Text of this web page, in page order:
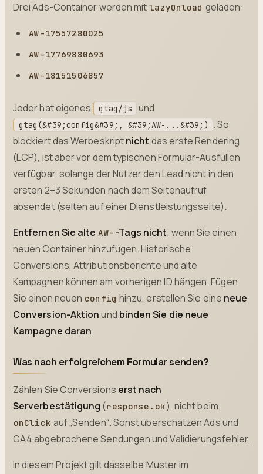
Drei Ads-Container werden mit lazyOnload geladen:
AW-17557280025
AW-17769880693
AW-18151506857
Jeder hat eigenes gtag/js und
gtag(&#39;config&#39;, &#39;AW-...&#39;)
. So
blockiert das Werbeskriptnicht das erste Rendering
(LCP), ist aber vor dem typischen Formular-Ausfüllen
verfügbar, solange der Nutzer den Lead nicht in den
ersten 2–3 Sekunden nach dem Seitenaufruf
absendet (selten auf einer Dienstleistungsseite).
Entfernen Sie alte AW- -Tags nicht, wenn Sie einen
neuen Container hinzufügen. Historische
Conversions, Attributionsberichte und alte
Kampagnen können am vorherigen ID hängen. Fügen
Sie einen neuen config hinzu, erstellen Sie eine neue
Conversion-Aktionund binden Sie die neue
Kampagne daran.
Was nach erfolgreichem Formular senden?
Zählen Sie Conversions erst nach
Serverbestätigung (response.ok), nicht beim
onClick auf „Senden“. Sonst überschätzen Ads und
GA4 abgebrochene Sendungen und Validierungsfehler.
In diesem Projekt gilt dasselbe Muster im